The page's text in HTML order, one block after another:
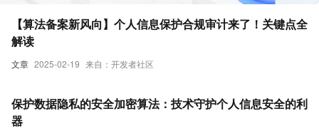
文章 2025-02-19 来自：开发者社区
【算法备案新风向】个人信息保护合规审计来了！关键点全
解读
保护数据隐私的安全加密算法：技术守护个人信息安全的利
器